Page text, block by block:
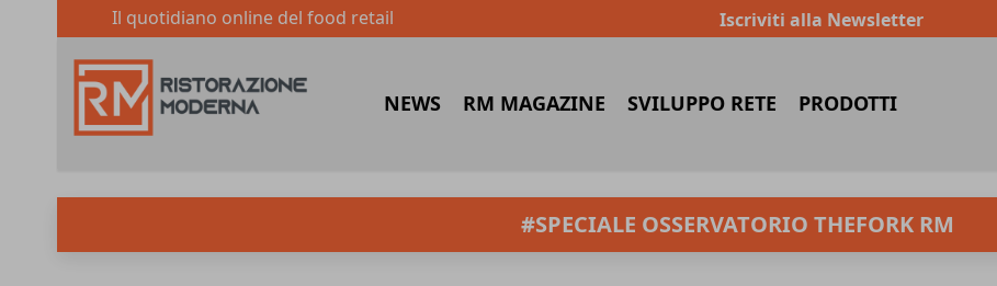
Il quotidiano online del food retail Iscriviti alla Newsletter
NEWS RM MAGAZINE SVILUPPO RETE PRODOTTI
#SPECIALE OSSERVATORIO THEFORK RM